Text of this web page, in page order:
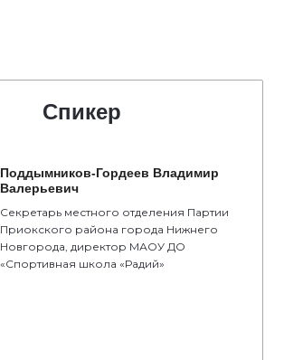
Спикер
Поддымников-Гордеев Владимир
Валерьевич
Секретарь местного отделения Партии
Приокского района города Нижнего
Новгорода, директор МАОУ ДО
«Спортивная школа «Радий»